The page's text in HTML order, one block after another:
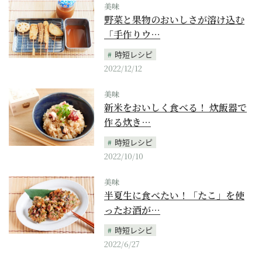
美味
野菜と果物のおいしさが溶け込む
「手作りウ…
時短レシピ
2022/12/12
美味
新米をおいしく食べる！ 炊飯器で
作る炊き…
時短レシピ
2022/10/10
美味
半夏生に食べたい！「たこ」を使
ったお酒が…
時短レシピ
2022/6/27